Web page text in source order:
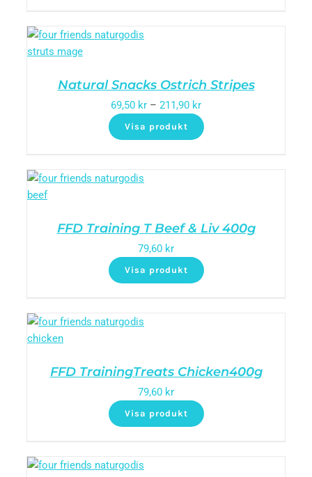
Natural Snacks Ostrich Stripes
69,50 kr – 211,90 kr
Visa produkt
FFD Training T Beef & Liv 400g
79,60 kr
Visa produkt
FFD TrainingTreats Chicken400g
79,60 kr
Visa produkt